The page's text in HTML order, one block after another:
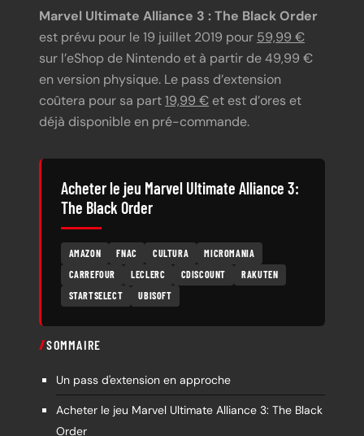
Marvel Ultimate Alliance 3 : The Black Order
est prévu pour le 19 juillet 2019 pour 59,99 €
sur l’eShop de Nintendo et à partir de 49,99 €
en version physique. Le pass d’extension
coûtera pour sa part19,99 € et est d’ores et
déjà disponible en pré-commande.
Acheter le jeu Marvel Ultimate Alliance 3:
The Black Order
AMAZON FNAC CULTURA
MICROMANIA
CARREFOUR
LECLERC CDISCOUNT
RAKUTEN
STARTSELECT
UBISOFT
SOMMAIRE
Un pass d'extension en approche
Acheter le jeu Marvel Ultimate Alliance 3: The Black
Order